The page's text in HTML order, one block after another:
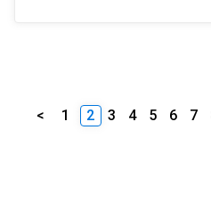
< 1 2 3 4 5 6 7